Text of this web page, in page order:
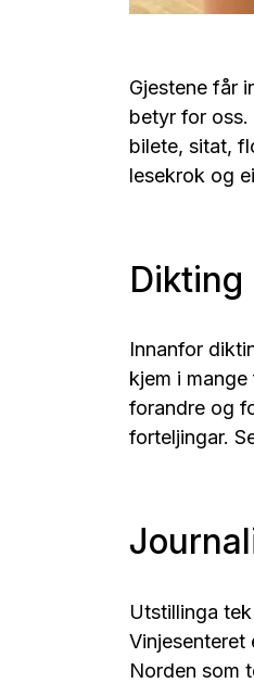
Gjestene får
betyr for oss.
bilete, sitat,
lesekrok og
Dikting
Innanfor
kjem i
forandre og
forteljingar.
Utstillinga
Vinjesenteret
Norden som